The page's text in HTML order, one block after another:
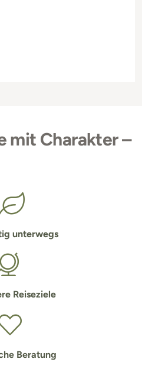
mit Charakter –
unterwegs
Reiseziele
Beratung